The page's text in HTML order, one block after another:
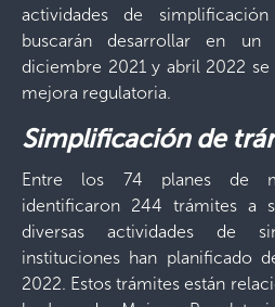
actividades de
buscarán desarrollar en un
diciembre 2021 y abril 2022
mejora regulatoria.
Simplificación de
Entre los 74 planes de
identificaron 244 trámites a
diversas actividades de
instituciones han planificado
2022. Estos trámites están